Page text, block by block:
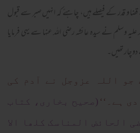
و قدر کے فیصلے ہیں، چاہئے کہ انہیں صبر سے قبول
وسلم نے سیدہ عائشہ رضی اللہ عنہا سے یہی فرمایا
تھیں۔
جو اللہ عزوجل نے آدم کی
ہے۔‘‘ (صحیح بخاری، کتاب
الحائض المناسک کلھا الا